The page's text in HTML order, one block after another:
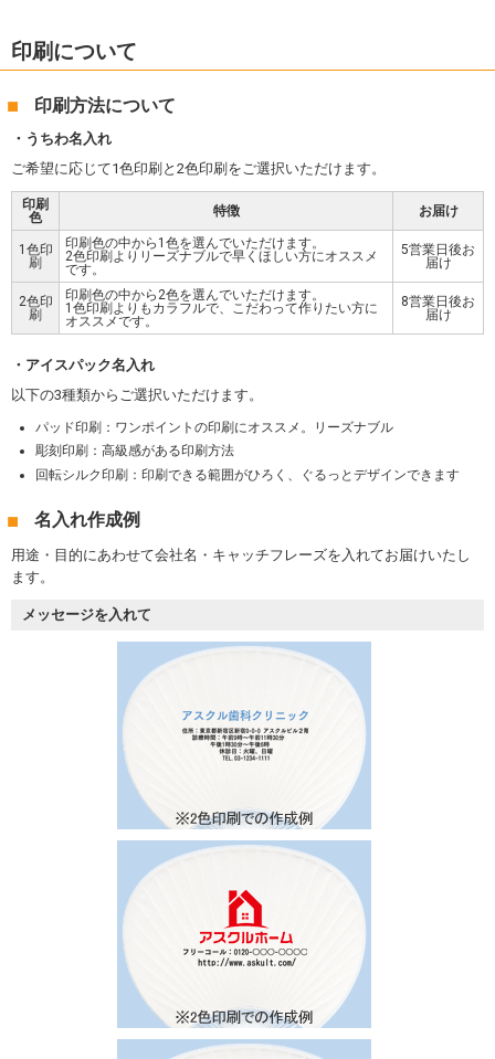
印刷について
印刷方法について
うちわ名入れ
ご希望に応じて1色印刷と2色印刷をご選択いただけます。
印刷
色
特徴 お届け
1色印
刷
印刷色の中から1色を選んでいただけます。
2色印刷よりリーズナブルで早くほしい方にオススメ
です。
5営業日後お
届け
2色印
刷
印刷色の中から2色を選んでいただけます。
1色印刷よりもカラフルで、こだわって作りたい方に
オススメです。
8営業日後お
届け
アイスパック名入れ
以下の3種類からご選択いただけます。
パッド印刷：ワンポイントの印刷にオススメ。リーズナブル
彫刻印刷：高級感がある印刷方法
回転シルク印刷：印刷できる範囲がひろく、ぐるっとデザインできます
名入れ作成例
用途・目的にあわせて会社名・キャッチフレーズを入れてお届けいたし
ます。
メッセージを入れて